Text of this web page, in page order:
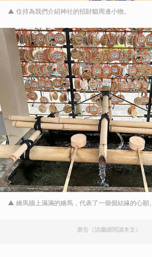
▲ 住持為我們介紹神社的招財貓周邊小物。
▲ 繪馬牆上滿滿的繪馬，代表了一個個結緣的心願。
廣告（請繼續閱讀本文）